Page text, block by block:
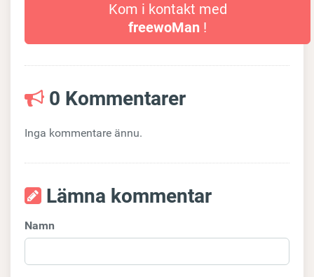
Kom i kontakt med
freewoMan !
0 Kommentarer
Inga kommentare ännu.
Lämna kommentar
Namn